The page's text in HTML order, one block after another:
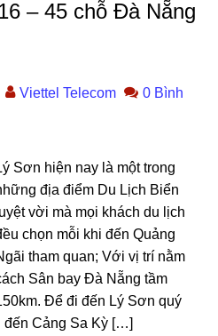
– 45 chỗ Đà Nẵng
Viettel Telecom
0 Bình
Sơn hiện nay là một trong
địa điểm Du Lịch Biển
vời mà mọi khách du lịch
chọn mỗi khi đến Quảng
tham quan; Với vị trí nằm
Sân bay Đà Nẵng tầm
Để đi đến Lý Sơn quý
đến Cảng Sa Kỳ […]